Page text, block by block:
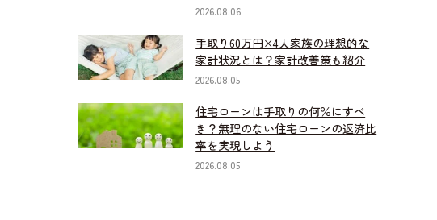
2026.08.06
手取り60万円×4人家族の理想的な
家計状況とは？家計改善策も紹介
2026.08.05
住宅ローンは手取りの何％にすべ
き？無理のない住宅ローンの返済比
率を実現しよう
2026.08.05